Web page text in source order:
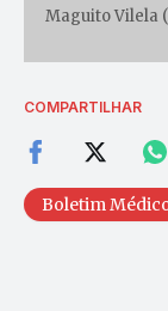
Maguito Vilela
COMPARTILHAR
Boletim